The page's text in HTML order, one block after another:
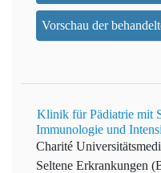
Vorschau der
Klinik für Pädiatrie mit
Immunologie und
Charité
Seltene Erkrankungen